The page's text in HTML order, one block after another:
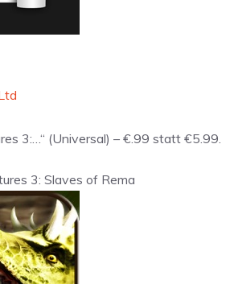
3:…“ (Universal) – €.99 statt €5.99.